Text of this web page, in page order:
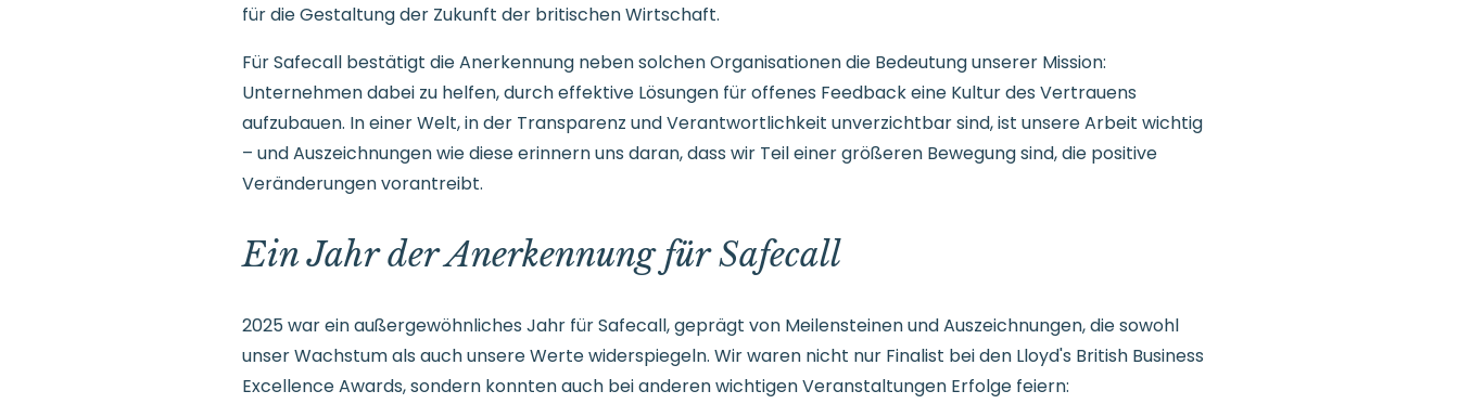
für die Gestaltung der Zukunft der britischen Wirtschaft.
Für Safecall bestätigt die Anerkennung neben solchen Organisationen die Bedeutung unserer Mission:
Unternehmen dabei zu helfen, durch effektive Lösungen für offenes Feedback eine Kultur des Vertrauens
aufzubauen. In einer Welt, in der Transparenz und Verantwortlichkeit unverzichtbar sind, ist unsere Arbeit wichtig
– und Auszeichnungen wie diese erinnern uns daran, dass wir Teil einer größeren Bewegung sind, die positive
Veränderungen vorantreibt.
Ein Jahr der Anerkennung für Safecall
2025 war ein außergewöhnliches Jahr für Safecall, geprägt von Meilensteinen und Auszeichnungen, die sowohl
unser Wachstum als auch unsere Werte widerspiegeln. Wir waren nicht nur Finalist bei den Lloyd's British Business
Excellence Awards, sondern konnten auch bei anderen wichtigen Veranstaltungen Erfolge feiern: